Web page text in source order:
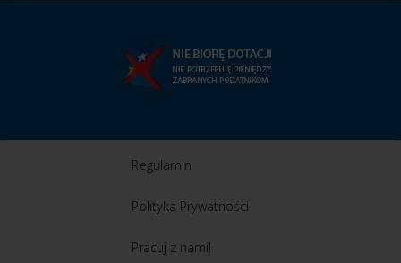
Regulamin
Polityka Prywatności
Pracuj z nami!